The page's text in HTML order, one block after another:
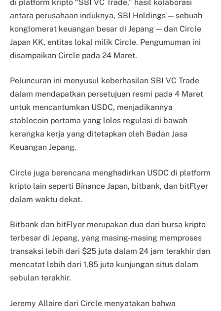
di platform kripto “SBI VC Trade,” hasil kolaborasi
antara perusahaan induknya, SBI Holdings — sebuah
konglomerat keuangan besar di Jepang — dan Circle
Japan KK, entitas lokal milik Circle. Pengumuman ini
disampaikan Circle pada 24 Maret.
Peluncuran ini menyusul keberhasilan SBI VC Trade
dalam mendapatkan persetujuan resmi pada 4 Maret
untuk mencantumkan USDC, menjadikannya
stablecoin pertama yang lolos regulasi di bawah
kerangka kerja yang ditetapkan oleh Badan Jasa
Keuangan Jepang.
Circle juga berencana menghadirkan USDC di platform
kripto lain seperti Binance Japan, bitbank, dan bitFlyer
dalam waktu dekat.
Bitbank dan bitFlyer merupakan dua dari bursa kripto
terbesar di Jepang, yang masing-masing memproses
transaksi lebih dari $25 juta dalam 24 jam terakhir dan
mencatat lebih dari 1,85 juta kunjungan situs dalam
sebulan terakhir.
Jeremy Allaire dari Circle menyatakan bahwa